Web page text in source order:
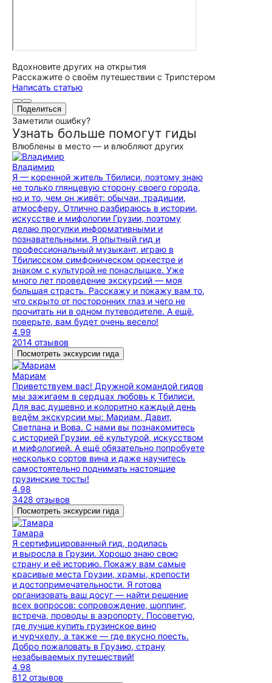
Вдохновите других на открытия
Расскажите о своём путешествии с Трипстером
Написать статью
Поделиться
Заметили ошибку?
Узнать больше помогут гиды
Влюблены в место — и влюбляют других
Владимир
Я — коренной житель Тбилиси, поэтому знаю
не только глянцевую сторону своего города,
но и то, чем он живёт: обычаи, традиции,
атмосферу. Отлично разбираюсь в истории,
искусстве и мифологии Грузии, поэтому
делаю прогулки информативными и
познавательными. Я опытный гид и
профессиональный музыкант, играю в
Тбилисском симфоническом оркестре и
знаком с культурой не понаслышке. Уже
много лет проведение экскурсий — моя
большая страсть. Расскажу и покажу вам то,
что скрыто от посторонних глаз и чего не
прочитать ни в одном путеводителе. А ещё,
поверьте, вам будет очень весело!
4.99
2014 отзывов
Посмотреть экскурсии гида
Мариам
Приветствуем вас! Дружной командой гидов
мы зажигаем в сердцах любовь к Тбилиси.
Для вас душевно и колоритно каждый день
ведём экскурсии мы: Мариам, Давит,
Светлана и Вова. С нами вы познакомитесь
с историей Грузии, её культурой, искусством
и мифологией. А ещё обязательно попробуете
несколько сортов вина и даже научитесь
самостоятельно поднимать настоящие
грузинские тосты!
4.98
3428 отзывов
Посмотреть экскурсии гида
Тамара
Я сертифицированный гид, родилась
и выросла в Грузии. Хорошо знаю свою
страну и её историю. Покажу вам самые
красивые места Грузии, храмы, крепости
и достопримечательности. Я готова
организовать ваш досуг — найти решение
всех вопросов: сопровождение, шоппинг,
встреча, проводы в аэропорту. Посоветую,
где лучше купить грузинское вино
и чурчхелу, а также — где вкусно поесть.
Добро пожаловать в Грузию, страну
незабываемых путешествий!
4.98
812 отзывов